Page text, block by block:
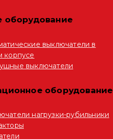
оборудование
выключатели в
корпусе
выключатели
оборудование
нагрузки-рубильники